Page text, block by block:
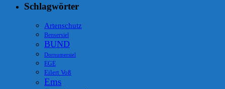
Schlagwörter
Artenschutz
Bensersiel
BUND
Dornumersiel
EGE
Eilert Voß
Ems